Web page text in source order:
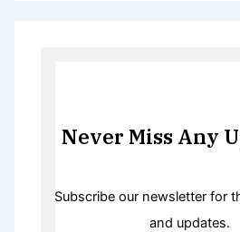
Never Miss Any
Subscribe our newsletter for
and updates.